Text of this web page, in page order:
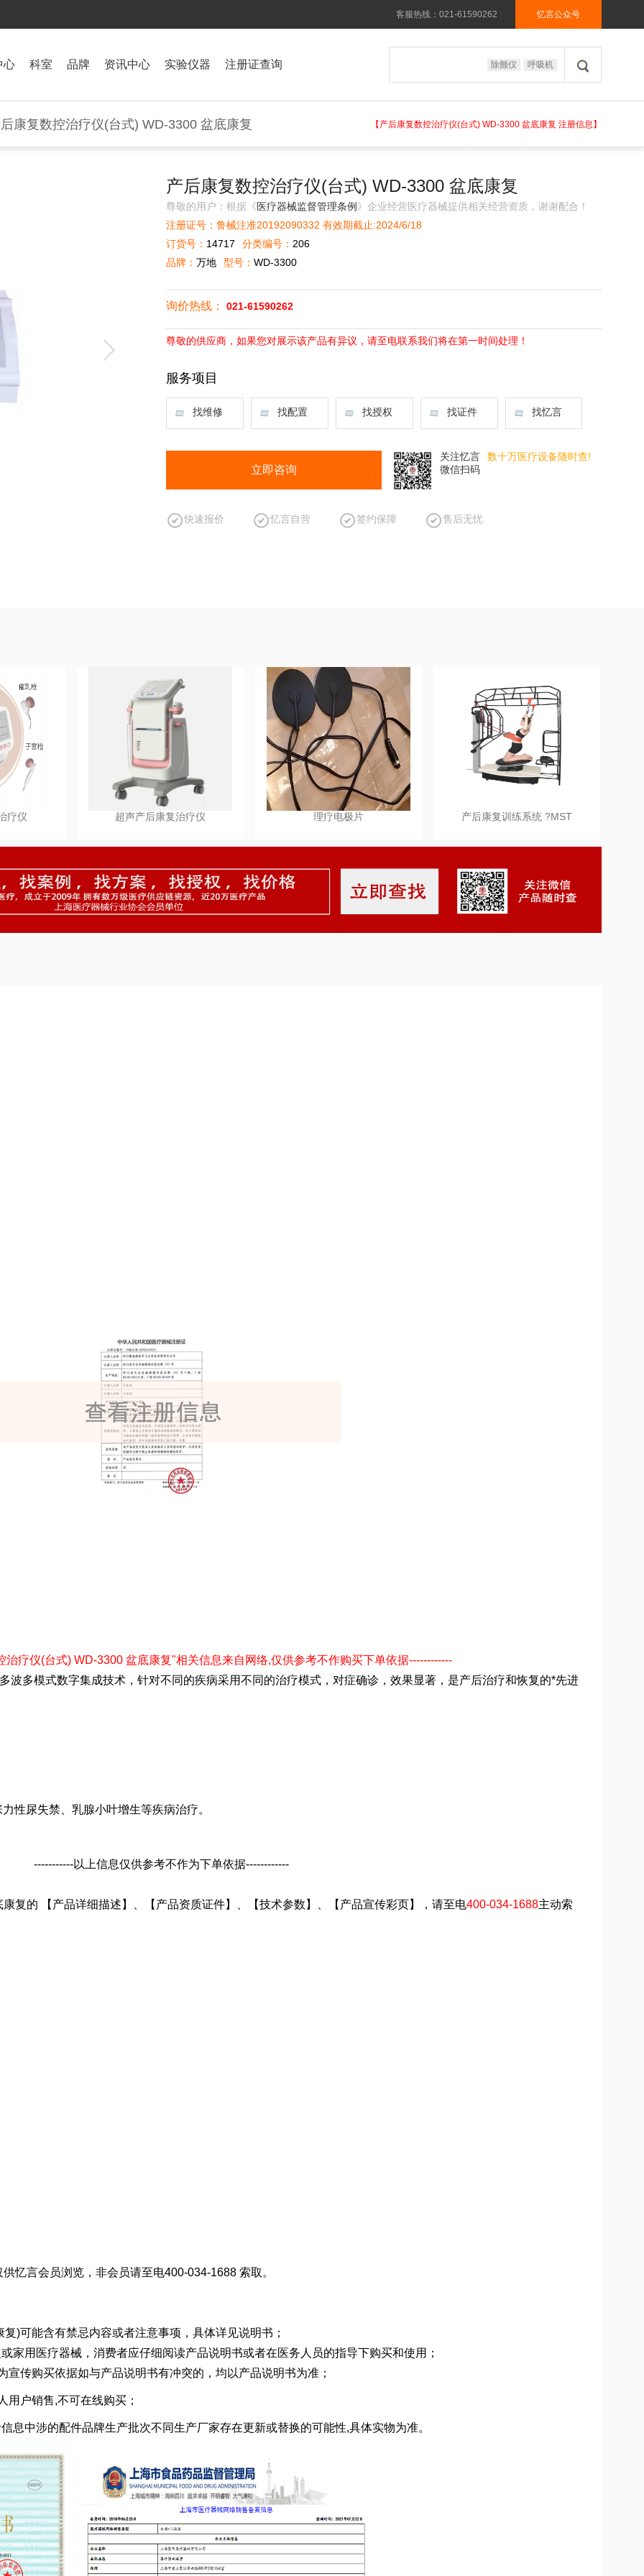
客服热线：021-61590262 忆言公众号
心 科室 品牌 资讯中心 实验仪器 注册证查询 除颤仪 呼吸机
康复数控治疗仪(台式) WD-3300 盆底康复 【产后康复数控治疗仪(台式) WD-3300 盆底康复 注册信息】
产后康复数控治疗仪(台式) WD-3300 盆底康复
尊敬的用户：根据《医疗器械监督管理条例 》企业经营医疗器械提供相关经营资质，谢谢配合！
注册证号：鲁械注准20192090332 有效期截止:2024/6/18
订货号： 14717 分类编号： 206
品牌： 万地 型号： WD-3300
询价热线： 021-61590262
尊敬的供应商，如果您对展示该产品有异议，请至电联系我们将在第一时间处理！
服务项目
找维修 找配置 找授权 找证件 找忆言
立即咨询
关注忆言
微信扫码
数十万医疗设备随时查!
快速报价 忆言自营 签约保障 售后无忧
疗仪 超声产后康复治疗仪 理疗电极片 产后康复训练系统 ?MST
治疗仪(台式) WD-3300 盆底康复"相关信息来自网络,仅供参考不作购买下单依据------------
波多模式数字集成技术，针对不同的疾病采用不同的治疗模式，对症确诊，效果显著，是产后治疗和恢复的*先进
性尿失禁、乳腺小叶增生等疾病治疗。
-----------以上信息仅供参考不作为下单依据------------
复的 【产品详细描述】、【产品资质证件】、【技术参数】、【产品宣传彩页】，请至电400-034-1688主动索
忆言会员浏览，非会员请至电400-034-1688 索取。
)可能含有禁忌内容或者注意事项，具体详见说明书；
家用医疗器械，消费者应仔细阅读产品说明书或者在医务人员的指导下购买和使用；
传购买依据如与产品说明书有冲突的，均以产品说明书为准；
用户销售,不可在线购买；
息中涉的配件品牌生产批次不同生产厂家存在更新或替换的可能性,具体实物为准。